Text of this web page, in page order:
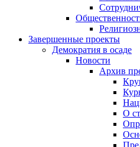
Завершенные проекты
Демократия в осаде
Новости
Архив
О